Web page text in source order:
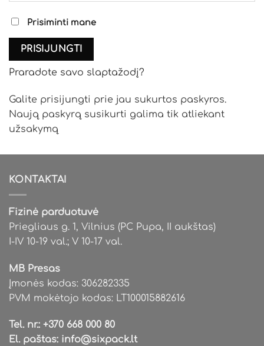
Prisiminti mane
PRISIJUNGTI
Praradote savo slaptažodį?
Galite prisijungti prie jau sukurtos paskyros.
Naują paskyrą susikurti galima tik atliekant
užsakymą
KONTAKTAI
Fizinė parduotuvė
Priegliaus g. 1, Vilnius (PC Pupa, II aukštas)
I-IV 10-19 val.; V 10-17 val.
MB Presas
Įmonės kodas: 306282335
PVM mokėtojo kodas: LT100015882616
Tel. nr.: +370 668 000 80
El. paštas: info@sixpack.lt